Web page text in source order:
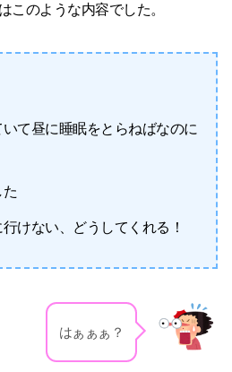
このような内容でした。
て昼に睡眠をとらねばなのに
けない、どうしてくれる！
はぁぁぁ？